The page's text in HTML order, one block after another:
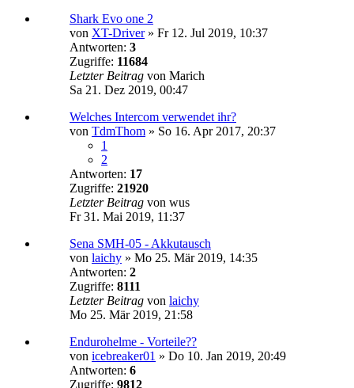
Shark Evo one 2
von XT-Driver» Fr 12. Jul 2019, 10:37
Antworten: 3
Zugriffe: 11684
Letzter Beitrag von Marich
Sa 21. Dez 2019, 00:47
Welches Intercom verwendet ihr?
von TdmThom » So 16. Apr 2017, 20:37
1
2
Antworten: 17
Zugriffe: 21920
Letzter Beitrag von wus
Fr 31. Mai 2019, 11:37
Sena SMH-05 - Akkutausch
von laichy » Mo 25. Mär 2019, 14:35
Antworten: 2
Zugriffe: 8111
Letzter Beitrag von laichy
Mo 25. Mär 2019, 21:58
Endurohelme - Vorteile??
von icebreaker01 » Do 10. Jan 2019, 20:49
Antworten: 6
Zugriffe: 9812